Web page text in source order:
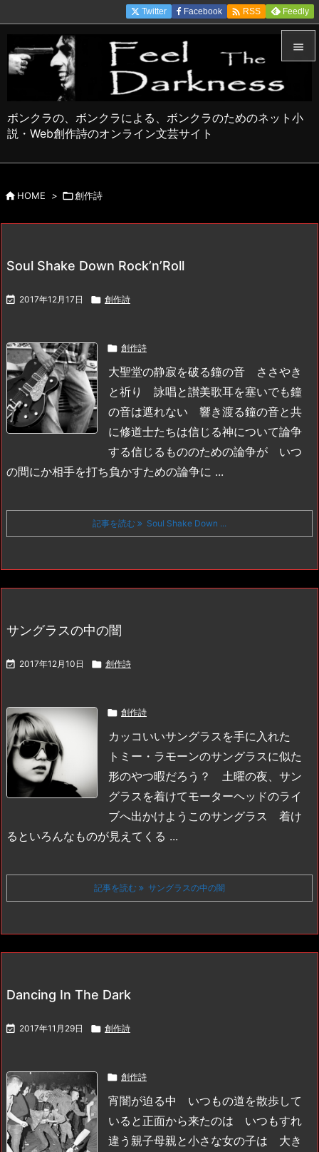
ボンクラの、ボンクラによる、ボンクラのためのネット小
説・Web創作詩のオンライン文芸サイト



Twitter Facebook  RSS Feedly
HOME > 創作詩
Soul Shake Down Rock’n’Roll
 2017年12月17日  創作詩
 創作詩
大聖堂の静寂を破る鐘の音 ささやき
と祈り 詠唱と讃美歌耳を塞いでも鐘
の音は遮れない 響き渡る鐘の音と共
に修道士たちは信じる神について論争
する信じるもののための論争が いつ
の間にか相手を打ち負かすための論争に ...
記事を読む Soul Shake Down ...
サングラスの中の闇
 2017年12月10日  創作詩
 創作詩
カッコいいサングラスを手に入れた
トミー・ラモーンのサングラスに似た
形のやつ暇だろう？ 土曜の夜、サン
グラスを着けてモーターヘッドのライ
ブへ出かけよう このサングラス 着け
るといろんなものが見えてくる ...
記事を読む サングラスの中の闇
Dancing In The Dark
 2017年11月29日  創作詩
 創作詩
宵闇が迫る中 いつもの道を散歩して
いると 正面から来たのは いつもすれ
違う親子母親と小さな女の子は 大き